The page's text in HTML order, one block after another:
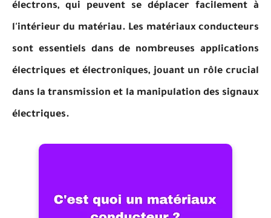
électrons, qui peuvent se déplacer facilement à
l'intérieur du matériau. Les matériaux conducteurs
sont essentiels dans de nombreuses applications
électriques et électroniques, jouant un rôle crucial
dans la transmission et la manipulation des signaux
électriques.